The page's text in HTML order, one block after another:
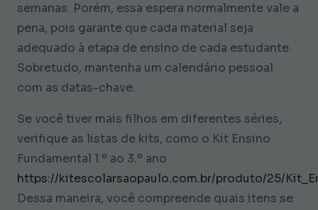
semanas. Porém, essa espera normalmente vale a
pena, pois garante que cada material seja
adequado à etapa de ensino de cada estudante.
Sobretudo, mantenha um calendário pessoal
com as datas-chave.
Se você tiver mais filhos em diferentes séries,
verifique as listas de kits, como o Kit Ensino
Fundamental 1.º ao 3.º ano
https://kitescolarsaopaulo.com.br/produto/25/
Dessa maneira, você compreende quais itens se